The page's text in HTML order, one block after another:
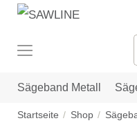
Sägeband Metall
Startseite Shop